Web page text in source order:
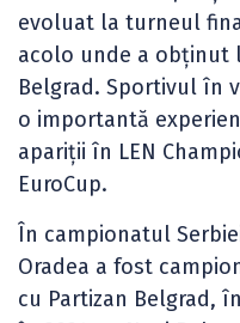
evoluat la turneul
acolo unde a obținut
Belgrad. Sportivul în
o importantă
apariții în LEN
EuroCup.
În campionatul
Oradea a fost
cu Partizan Belgrad,